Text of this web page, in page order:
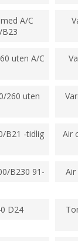
A/C
uten A/C
260 uten
B21 -tidlig
Air
B230 91-
D24